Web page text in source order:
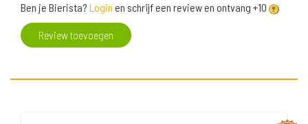
Ben je Bierista? Login en schrijf een review en ontvang +10
Review toevoegen